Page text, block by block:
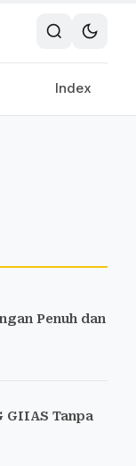
Index
Penuh dan
GIIAS Tanpa